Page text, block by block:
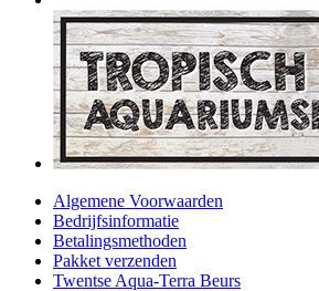
Algemene Voorwaarden
Bedrijfsinformatie
Betalingsmethoden
Pakket verzenden
Twentse Aqua-Terra Beurs